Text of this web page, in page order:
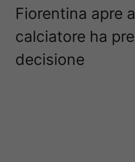
Fiorentina apre
calciatore ha
decisione